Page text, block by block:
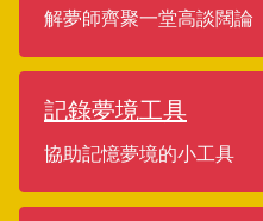
解夢師齊聚一堂高談闊論
記錄夢境工具
協助記憶夢境的小工具